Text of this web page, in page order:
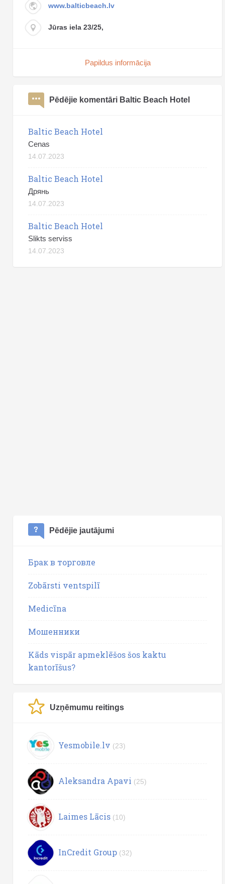
www.balticbeach.lv
Jūras iela 23/25,
Papildus informācija
Pēdējie komentāri Baltic Beach Hotel
Baltic Beach Hotel
Cenas
14.07.2023
Baltic Beach Hotel
Дрянь
14.07.2023
Baltic Beach Hotel
Slikts serviss
14.07.2023
Pēdējie jautājumi
Брак в торговле
Zobārsti ventspilī
Medicīna
Мошенники
Kāds vispār apmeklēšos šos kaktu
kantorīšus?
Uzņēmumu reitings
Yesmobile.lv (23)
Aleksandra Apavi (25)
Laimes Lācis (10)
InCredit Group (32)